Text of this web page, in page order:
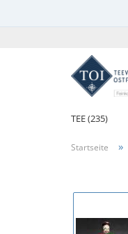
TEE (235)
Startseite »